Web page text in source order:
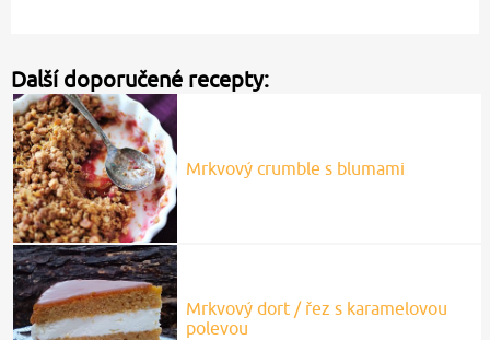
Další doporučené recepty:
Mrkvový crumble s blumami
Mrkvový dort / řez s karamelovou
polevou